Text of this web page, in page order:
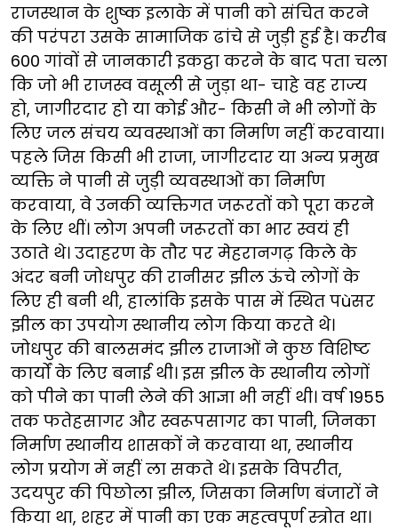
राजस्थान के शुष्क इलाके में पानी को संचित करने
की परंपरा उसके सामाजिक ढांचे से जुड़ी हुई है। करीब
600 गांवों से जानकारी इकट्ठा करने के बाद पता चला
कि जो भी राजस्व वसूली से जुड़ा था- चाहे वह राज्य
हो, जागीरदार हो या कोई और- किसी ने भी लोगों के
लिए जल संचय व्यवस्थाओं का निर्माण नहीं करवाया।
पहले जिस किसी भी राजा, जागीरदार या अन्य प्रमुख
व्यक्ति ने पानी से जुड़ी व्यवस्थाओं का निर्माण
करवाया, वे उनकी व्यक्तिगत जरूरतों को पूरा करने
के लिए थीं। लोग अपनी जरूरतों का भार स्वयं ही
उठाते थे। उदाहरण के तौर पर मेहरानगढ़ किले के
अंदर बनी जोधपुर की रानीसर झील ऊंचे लोगों के
लिए ही बनी थी, हालांकि इसके पास में स्थित पùसर
झील का उपयोग स्थानीय लोग किया करते थे।
जोधपुर की बालसमंद झील राजाओं ने कुछ विशिष्ट
कार्यों के लिए बनाई थी। इस झील के स्थानीय लोगों
को पीने का पानी लेने की आज्ञा भी नहीं थी। वर्ष 1955
तक फतेहसागर और स्वरूपसागर का पानी, जिनका
निर्माण स्थानीय शासकों ने करवाया था, स्थानीय
लोग प्रयोग में नहीं ला सकते थे। इसके विपरीत,
उदयपुर की पिछोला झील, जिसका निर्माण बंजारों ने
किया था, शहर में पानी का एक महत्वपूर्ण स्त्रोत था।